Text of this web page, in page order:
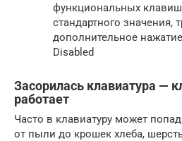
функциональных
стандартного значения,
дополнительное
Disabled
Засорилась клавиатура —
работает
Часто в клавиатуру может
от пыли до крошек хлеба,